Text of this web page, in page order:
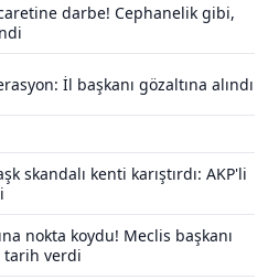
darbe! Cephanelik gibi,
İl başkanı gözaltına alındı
skandalı kenti karıştırdı: AKP'li
nokta koydu! Meclis başkanı
tarih verdi